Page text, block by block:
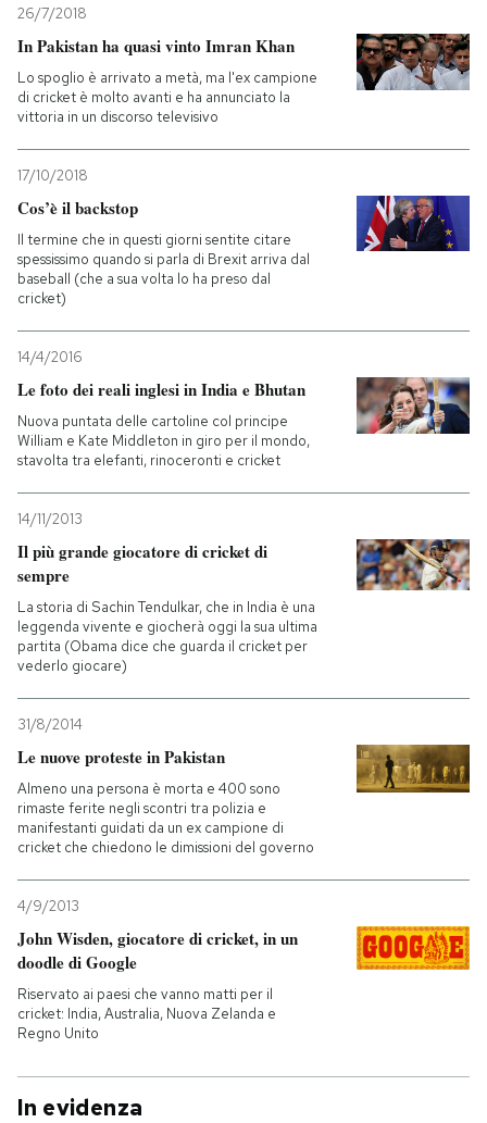
26/7/2018
In Pakistan ha quasi vinto Imran Khan
Lo spoglio è arrivato a metà, ma l'ex campione
di cricket è molto avanti e ha annunciato la
vittoria in un discorso televisivo
17/10/2018
Cos’è il backstop
Il termine che in questi giorni sentite citare
spessissimo quando si parla di Brexit arriva dal
baseball (che a sua volta lo ha preso dal
cricket)
14/4/2016
Le foto dei reali inglesi in India e Bhutan
Nuova puntata delle cartoline col principe
William e Kate Middleton in giro per il mondo,
stavolta tra elefanti, rinoceronti e cricket
14/11/2013
Il più grande giocatore di cricket di
sempre
La storia di Sachin Tendulkar, che in India è una
leggenda vivente e giocherà oggi la sua ultima
partita (Obama dice che guarda il cricket per
vederlo giocare)
31/8/2014
Le nuove proteste in Pakistan
Almeno una persona è morta e 400 sono
rimaste ferite negli scontri tra polizia e
manifestanti guidati da un ex campione di
cricket che chiedono le dimissioni del governo
4/9/2013
John Wisden, giocatore di cricket, in un
doodle di Google
Riservato ai paesi che vanno matti per il
cricket: India, Australia, Nuova Zelanda e
Regno Unito
In evidenza